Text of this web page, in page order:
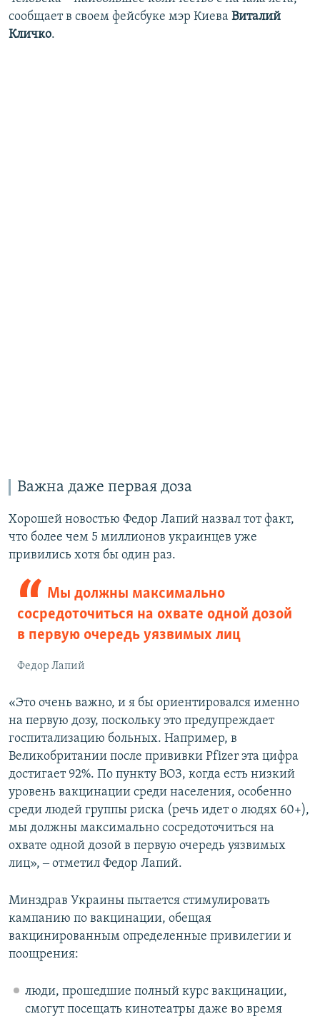
сообщает в своем фейсбуке мэр Киева Виталий
Кличко.
Важна даже первая доза
Хорошей новостью Федор Лапий назвал тот факт,
что более чем 5 миллионов украинцев уже
привились хотя бы один раз.
Мы должны максимально
сосредоточиться на охвате одной дозой
в первую очередь уязвимых лиц
Федор Лапий
«Это очень важно, и я бы ориентировался именно
на первую дозу, поскольку это предупреждает
госпитализацию больных. Например, в
Великобритании после прививки Pfizer эта цифра
достигает 92%. По пункту ВОЗ, когда есть низкий
уровень вакцинации среди населения, особенно
среди людей группы риска (речь идет о людях 60+),
мы должны максимально сосредоточиться на
охвате одной дозой в первую очередь уязвимых
лиц», ‒ отметил Федор Лапий.
Минздрав Украины пытается стимулировать
кампанию по вакцинации, обещая
вакцинированным определенные привилегии и
поощрения:
люди, прошедшие полный курс вакцинации,
смогут посещать кинотеатры даже во время